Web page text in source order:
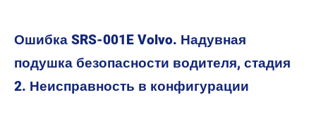
Ошибка SRS-001E Volvo. Надувная
подушка безопасности водителя, стадия
2. Неисправность в конфигурации